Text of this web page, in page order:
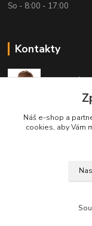
So - 8:00 - 17:00
Kontakty
Technická
info@bambusove-
Náš e-shop a
cookies, aby Vám